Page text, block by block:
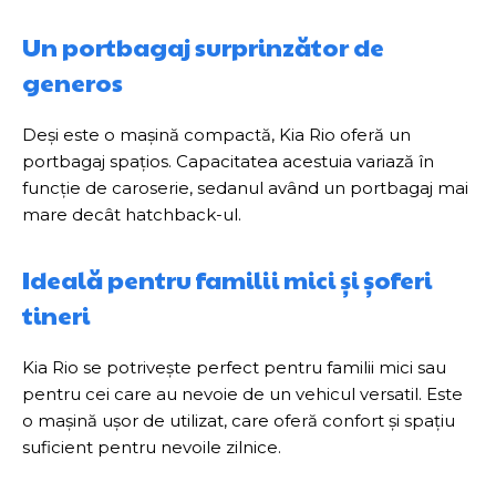
Un portbagaj surprinzător de
generos
Deși este o mașină compactă, Kia Rio oferă un
portbagaj spațios. Capacitatea acestuia variază în
funcție de caroserie, sedanul având un portbagaj mai
mare decât hatchback-ul.
Ideală pentru familii mici și șoferi
tineri
Kia Rio se potrivește perfect pentru familii mici sau
pentru cei care au nevoie de un vehicul versatil. Este
o mașină ușor de utilizat, care oferă confort și spațiu
suficient pentru nevoile zilnice.